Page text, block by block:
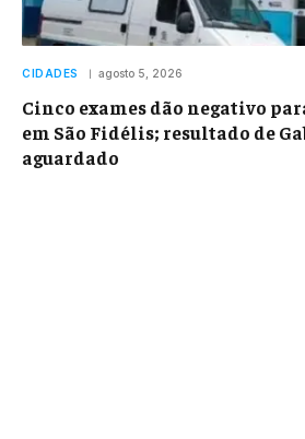
CIDADES agosto 5, 2026
Cinco exames dão negativo
em São Fidélis; resultado de
aguardado